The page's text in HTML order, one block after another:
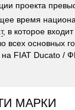
проекта
время
, в которое
всех основных
FIAT Ducato /
МАРКИ